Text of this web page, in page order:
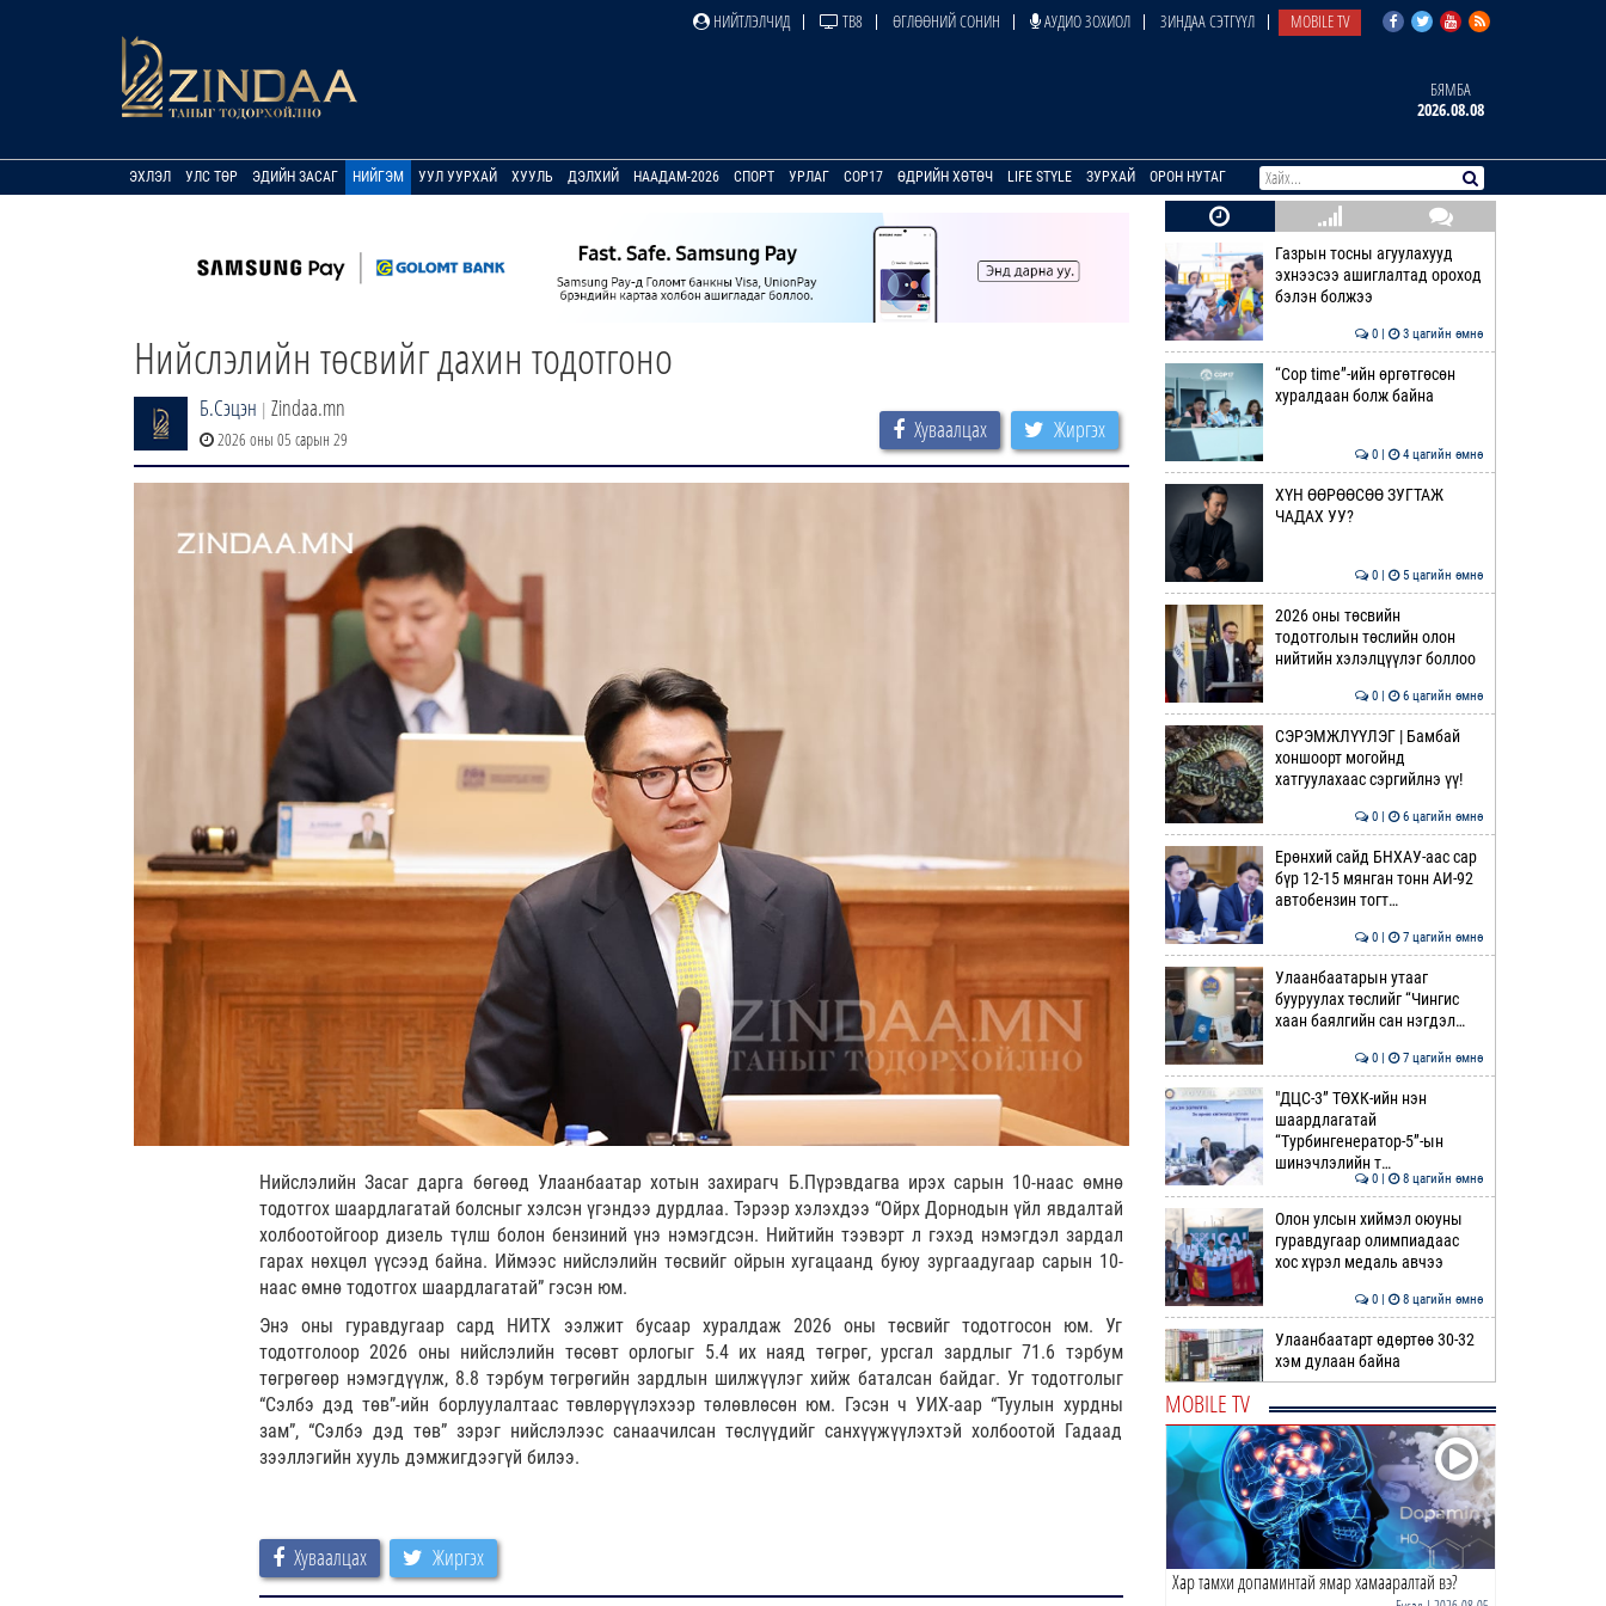
НИЙТЛЭЛЧИД ТВ8 ӨГЛӨӨНИЙ СОНИН АУДИО ЗОХИОЛ ЗИНДАА СЭТГҮҮЛ MOBILE TV
БЯМБА
2026.08.08
ЭХЛЭЛ УЛС ТӨР ЭДИЙН ЗАСАГ НИЙГЭМ УУЛ УУРХАЙ ХУУЛЬ ДЭЛХИЙ НААДАМ-2026 СПОРТ УРЛАГ COP17 ӨДРИЙН ХӨТӨЧ LIFE STYLE ЗУРХАЙ ОРОН НУТАГ
Нийслэлийн төсвийг дахин тодотгоно
Б.Сэцэн | Zindaa.mn
2026 оны 05 сарын 29 Хуваалцах Жиргэх
Нийслэлийн Засаг дарга бөгөөд Улаанбаатар хотын захирагч Б.Пүрэвдагва ирэх сарын 10-наас өмнө
тодотгох шаардлагатай болсныг хэлсэн үгэндээ дурдлаа. Тэрээр хэлэхдээ “Ойрх Дорнодын үйл явдалтай
холбоотойгоор дизель түлш болон бензиний үнэ нэмэгдсэн. Нийтийн тээвэрт л гэхэд нэмэгдэл зардал
гарах нөхцөл үүсээд байна. Иймээс нийслэлийн төсвийг ойрын хугацаанд буюу зургаадугаар сарын 10-
наас өмнө тодотгох шаардлагатай” гэсэн юм.
Энэ оны гуравдугаар сард НИТХ ээлжит бусаар хуралдаж 2026 оны төсвийг тодотгосон юм. Уг
тодотголоор 2026 оны нийслэлийн төсөвт орлогыг 5.4 их наяд төгрөг, урсгал зардлыг 71.6 тэрбум
төгрөгөөр нэмэгдүүлж, 8.8 тэрбум төгрөгийн зардлын шилжүүлэг хийж баталсан байдаг. Уг тодотголыг
“Сэлбэ дэд төв”-ийн борлуулалтаас төвлөрүүлэхээр төлөвлөсөн юм. Гэсэн ч УИХ-аар “Туулын хурдны
зам”, “Сэлбэ дэд төв” зэрэг нийслэлээс санаачилсан төслүүдийг санхүүжүүлэхтэй холбоотой Гадаад
зээллэгийн хууль дэмжигдээгүй билээ.
Хуваалцах Жиргэх
Газрын тосны агуулахууд
эхнээсээ ашиглалтад ороход
бэлэн болжээ
0 | 3 цагийн өмнө
“Cop time”-ийн өргөтгөсөн
хуралдаан болж байна
0 | 4 цагийн өмнө
ХҮН ӨӨРӨӨСӨӨ ЗУГТАЖ
ЧАДАХ УУ?
0 | 5 цагийн өмнө
2026 оны төсвийн
тодотголын төслийн олон
нийтийн хэлэлцүүлэг боллоо
0 | 6 цагийн өмнө
СЭРЭМЖЛҮҮЛЭГ | Бамбай
хоншоорт могойнд
хатгуулахаас сэргийлнэ үү!
0 | 6 цагийн өмнө
Ерөнхий сайд БНХАУ-аас сар
бүр 12-15 мянган тонн АИ-92
автобензин тогт…
0 | 7 цагийн өмнө
Улаанбаатарын утааг
бууруулах төслийг “Чингис
хаан баялгийн сан нэгдэл…
0 | 7 цагийн өмнө
"ДЦС-3” ТӨХК-ийн нэн
шаардлагатай
“Турбингенератор-5”-ын
шинэчлэлийн т…
0 | 8 цагийн өмнө
Олон улсын хиймэл оюуны
гуравдугаар олимпиадаас
хос хүрэл медаль авчээ
0 | 8 цагийн өмнө
Улаанбаатарт өдөртөө 30-32
хэм дулаан байна
ДОРНЫН ЗУРХАЙ | Морь,
нохой жилтнээ аливаа үйлийг
хийхэд эерэг сайн
0 | 9 цагийн өмнө
ӨГЛӨӨНИЙ МЭНД!
MOBILE TV
Хар тамхи допаминтай ямар хамааралтай вэ?